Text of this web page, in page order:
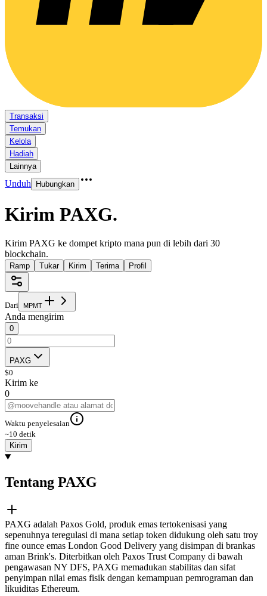
Transaksi
Temukan
Kelola
Hadiah
Lainnya
Unduh Hubungkan
Kirim PAXG.
Kirim PAXG ke dompet kripto mana pun di lebih dari 30
blockchain.
Ramp Tukar Kirim Terima Profil
Dari MPMT
Anda mengirim
0
PAXG
$0
Kirim ke
0
Waktu penyelesaian
~10 detik
Kirim
Tentang PAXG
PAXG adalah Paxos Gold, produk emas tertokenisasi yang
sepenuhnya teregulasi di mana setiap token didukung oleh satu troy
fine ounce emas London Good Delivery yang disimpan di brankas
aman Brink's. Diterbitkan oleh Paxos Trust Company di bawah
pengawasan NY DFS, PAXG memadukan stabilitas dan sifat
penyimpan nilai emas fisik dengan kemampuan pemrograman dan
likuiditas Ethereum.